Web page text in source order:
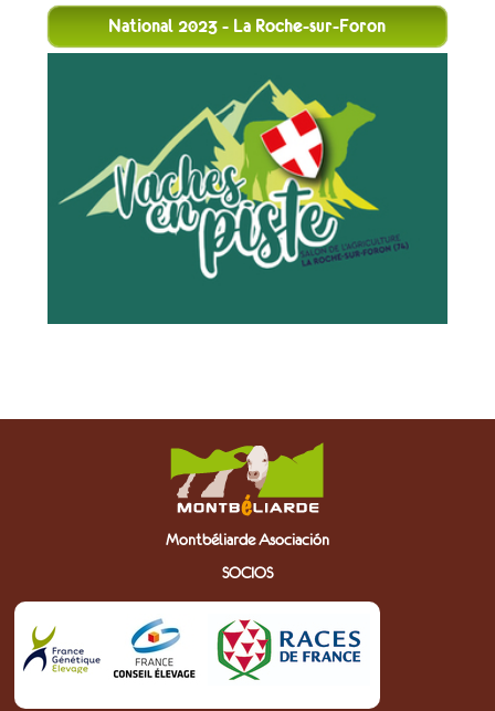
National 2023 - La Roche-sur-Foron
Montbéliarde Asociación
SOCIOS